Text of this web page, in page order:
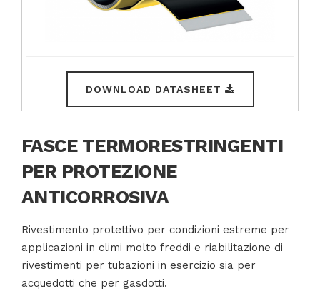
DOWNLOAD DATASHEET
FASCE TERMORESTRINGENTI
PER PROTEZIONE
ANTICORROSIVA
Rivestimento protettivo per condizioni estreme per
applicazioni in climi molto freddi e riabilitazione di
rivestimenti per tubazioni in esercizio sia per
acquedotti che per gasdotti.